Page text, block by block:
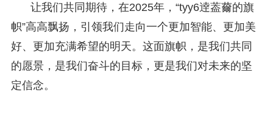
让我们共同期待，在2025年，“tyy6逹葢薾的旗
帜”高高飘扬，引领我们走向一个更加智能、更加美
好、更加充满希望的明天。这面旗帜，是我们共同
的愿景，是我们奋斗的目标，更是我们对未来的坚
定信念。